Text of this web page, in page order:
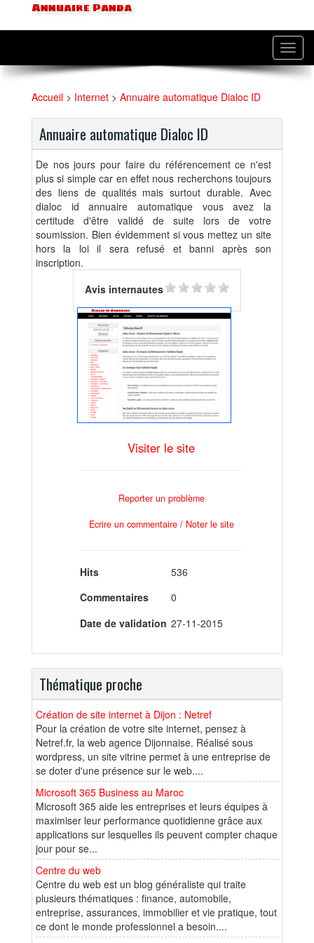
Annuaire Panda
Accueil > Internet > Annuaire automatique Dialoc ID
Annuaire automatique Dialoc ID
De nos jours pour faire du référencement ce n'est
plus si simple car en effet nous recherchons toujours
des liens de qualités mais surtout durable. Avec
dialoc id annuaire automatique vous avez la
certitude d'être validé de suite lors de votre
soumission. Bien évidemment si vous mettez un site
hors la loi il sera refusé et banni après son
inscription.
Avis internautes
Visiter le site
Reporter un problème
Ecrire un commentaire / Noter le site
Hits
536
Commentaires
0
Date de validation 27-11-2015
Thématique proche
Création de site internet à Dijon : Netref
Pour la création de votre site internet, pensez à
Netref.fr, la web agence Dijonnaise. Réalisé sous
wordpress, un site vitrine permet à une entreprise de
se doter d'une présence sur le web....
Microsoft 365 Business au Maroc
Microsoft 365 aide les entreprises et leurs équipes à
maximiser leur performance quotidienne grâce aux
applications sur lesquelles ils peuvent compter chaque
jour pour se...
Centre du web
Centre du web est un blog généraliste qui traite
plusieurs thématiques : finance, automobile,
entreprise, assurances, immobilier et vie pratique, tout
ce dont le monde professionnel a besoin....